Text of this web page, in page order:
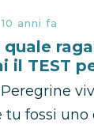
10 anni fa
il TEST
tu fossi